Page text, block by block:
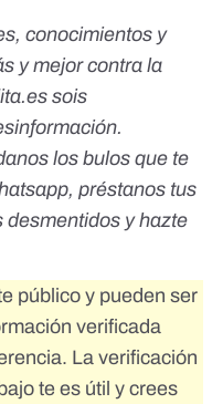
conocimientos y
y mejor contra la
sois
los bulos que te
, préstanos tus
desmentidos yhazte
público y pueden ser
verificada
La verificación
te es útil y crees